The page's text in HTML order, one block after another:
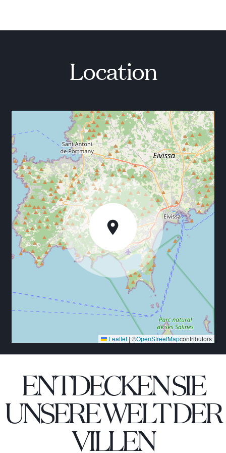
oberen Bereich des Anwesens können Sie eine noch
Location
Leaflet | ©OpenStreetMapcontributors
ENTDECKEN SIE
UNSERE WELT DER
VILLEN